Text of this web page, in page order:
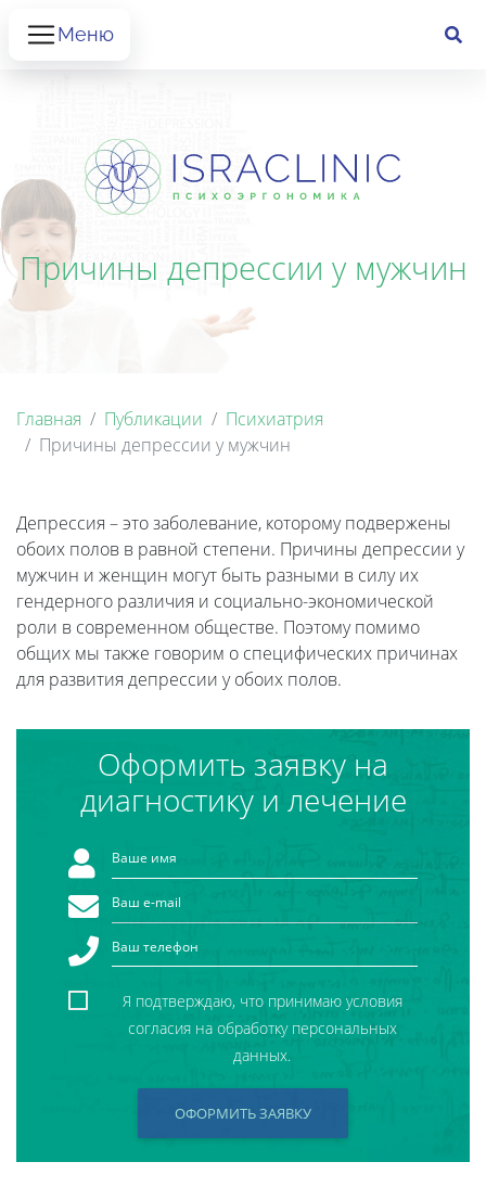
Меню
Причины депрессии у мужчин
Главная Публикации
Психиатрия
Причины депрессии у мужчин
Депрессия – это заболевание, которому подвержены
обоих полов в равной степени. Причины депрессии у
мужчин и женщин могут быть разными в силу их
гендерного различия и социально-экономической
роли в современном обществе. Поэтому помимо
общих мы также говорим о специфических причинах
для развития депрессии у обоих полов.
Оформить заявку на
диагностику и лечение
Я подтверждаю, что принимаю условия
согласия на обработку персональных
данных.
ОФОРМИТЬ ЗАЯВКУ